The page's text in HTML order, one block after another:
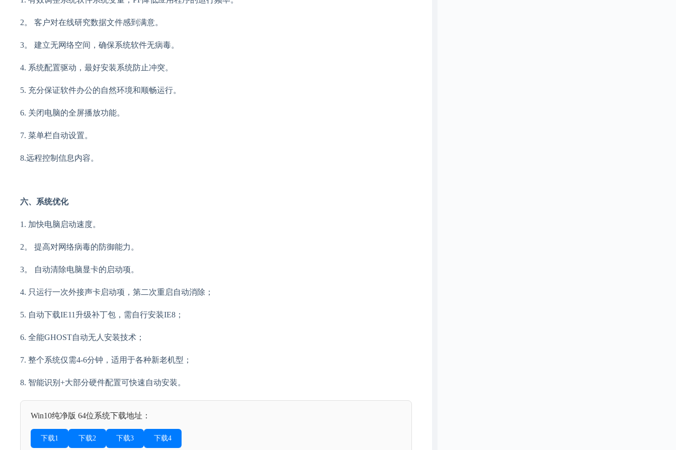
2。 客户对在线研究数据文件感到满意。
3。 建立无网络空间，确保系统软件无病毒。
4. 系统配置驱动，最好安装系统防止冲突。
5. 充分保证软件办公的自然环境和顺畅运行。
6. 关闭电脑的全屏播放功能。
7. 菜单栏自动设置。
8.远程控制信息内容。
六、系统优化
1. 加快电脑启动速度。
2。 提高对网络病毒的防御能力。
3。 自动清除电脑显卡的启动项。
4. 只运行一次外接声卡启动项，第二次重启自动消除；
5. 自动下载IE11升级补丁包，需自行安装IE8；
6. 全能GHOST自动无人安装技术；
7. 整个系统仅需4-6分钟，适用于各种新老机型；
8. 智能识别+大部分硬件配置可快速自动安装。
Win10纯净版 64位系统下载地址：
下载1 下载2 下载3 下载4